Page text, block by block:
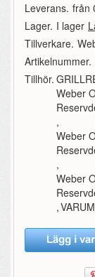
Leverans. från
Lager. I lager
Tillverkare.
Artikelnummer.
Tillhör.
Weber
,
Weber
,
Weber
,